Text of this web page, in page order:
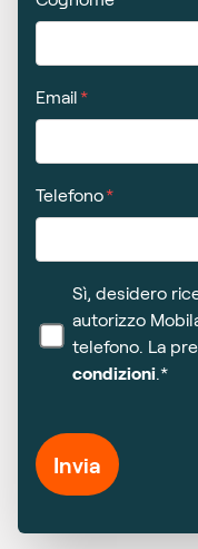
Email
Telefono
Sì, desidero
autorizzo
telefono. La
condizioni.*
Invia